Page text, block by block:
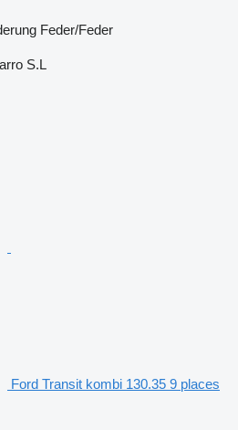
Feder/Feder
S.L
Ford Transit kombi 130.35 9 places